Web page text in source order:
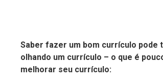
Saber fazer um bom currículo pode
olhando um currículo – o que é
melhorar seu currículo: